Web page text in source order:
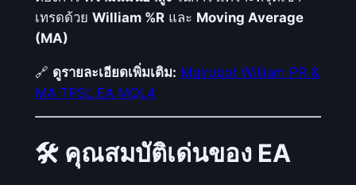
P
L
E
A
Q
เทรดด้วย William %Rและ Moving Average
(MA)
🔗 ดูรายละเอียดเพิ่มเติม: Mqlrobot William PR &
MA TPSL EA MQL4
🛠️ คุณสมบัติเด่นของ EA